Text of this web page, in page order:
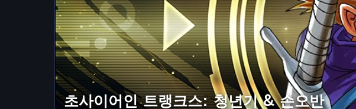
초사이어인 트랭크스: 청년기 & 손오반